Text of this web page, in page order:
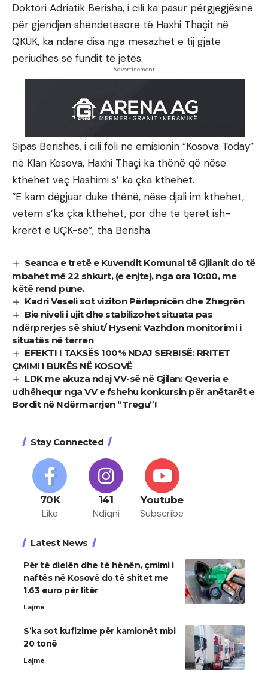
Doktori Adriatik Berisha, i cili ka pasur përgjegjësinë
për gjendjen shëndetësore të Haxhi Thaçit në
QKUK, ka ndarë disa nga mesazhet e tij gjatë
periudhës së fundit të jetës.
- Advertisement -
Sipas Berishës, i cili foli në emisionin “Kosova Today”
në Klan Kosova, Haxhi Thaçi ka thënë që nëse
kthehet veç Hashimi s’ ka çka kthehet.
“E kam dëgjuar duke thënë, nëse djali im kthehet,
vetëm s’ka çka kthehet, por dhe të tjerët ish-
krerët e UÇK-së”, tha Berisha.
Seanca e tretë e Kuvendit Komunal të Gjilanit do të
mbahet më 22 shkurt, (e enjte), nga ora 10:00, me
këtë rend pune.
Kadri Veseli sot viziton Përlepnicën dhe Zhegrën
Bie niveli i ujit dhe stabilizohet situata pas
ndërprerjes së shiut/ Hyseni: Vazhdon monitorimi i
situatës në terren
EFEKTI I TAKSËS 100% NDAJ SERBISË: RRITET
ÇMIMI I BUKËS NË KOSOVË
LDK me akuza ndaj VV-së në Gjilan: Qeveria e
udhëhequr nga VV e fshehu konkursin për anëtarët e
Bordit në Ndërmarrjen “Tregu”!
Stay Connected
70K
Like
141
Ndiqni
Youtube
Subscribe
Latest News
Për të dielën dhe të hënën, çmimi i
naftës në Kosovë do të shitet me
1.63 euro për litër
Lajme
S’ka sot kufizime për kamionët mbi
20 tonë
Lajme